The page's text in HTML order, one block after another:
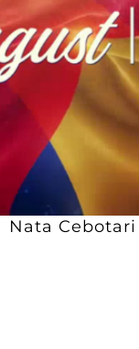
Nata Cebotari